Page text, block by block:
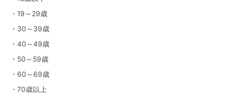
・19～29歳
・30～39歳
・40～49歳
・50～59歳
・60～69歳
・70歳以上